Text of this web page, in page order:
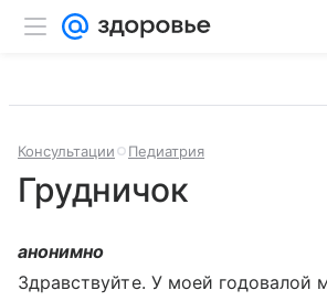
Консультации Педиатрия
Грудничок
анонимно
Здравствуйте. У моей годовалой